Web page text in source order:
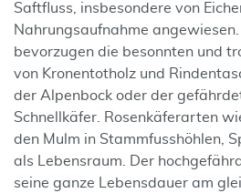
Saftfluss, insbesondere von
Nahrungsaufnahme
bevorzugen die besonnten und
von Kronentotholz und
der Alpenbock oder der
Schnellkäfer. Rosenkäferarten
den Mulm in Stammfusshöhlen,
als Lebensraum. Der
seine ganze Lebensdauer am